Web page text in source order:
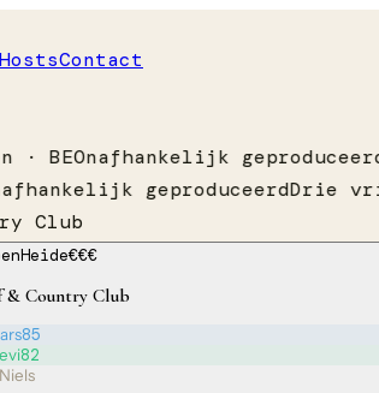
HostsContact
· BEOnafhankelijk geproduceerd
geproduceerdDrie
Club
Heide€€€
& Country Club
85
82
Niels